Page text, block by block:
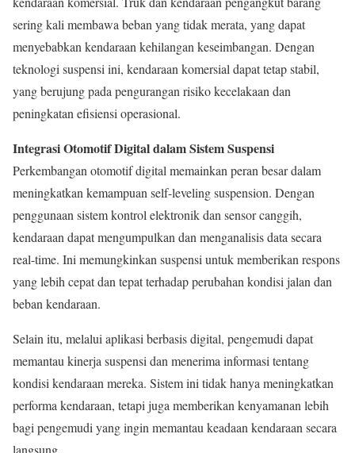
sering kali membawa beban yang tidak merata, yang dapat
menyebabkan kendaraan kehilangan keseimbangan. Dengan
teknologi suspensi ini, kendaraan komersial dapat tetap stabil,
yang berujung pada pengurangan risiko kecelakaan dan
peningkatan efisiensi operasional.
Integrasi Otomotif Digital dalam Sistem Suspensi
Perkembangan otomotif digital memainkan peran besar dalam
meningkatkan kemampuan self-leveling suspension. Dengan
penggunaan sistem kontrol elektronik dan sensor canggih,
kendaraan dapat mengumpulkan dan menganalisis data secara
real-time. Ini memungkinkan suspensi untuk memberikan respons
yang lebih cepat dan tepat terhadap perubahan kondisi jalan dan
beban kendaraan.
Selain itu, melalui aplikasi berbasis digital, pengemudi dapat
memantau kinerja suspensi dan menerima informasi tentang
kondisi kendaraan mereka. Sistem ini tidak hanya meningkatkan
performa kendaraan, tetapi juga memberikan kenyamanan lebih
bagi pengemudi yang ingin memantau keadaan kendaraan secara